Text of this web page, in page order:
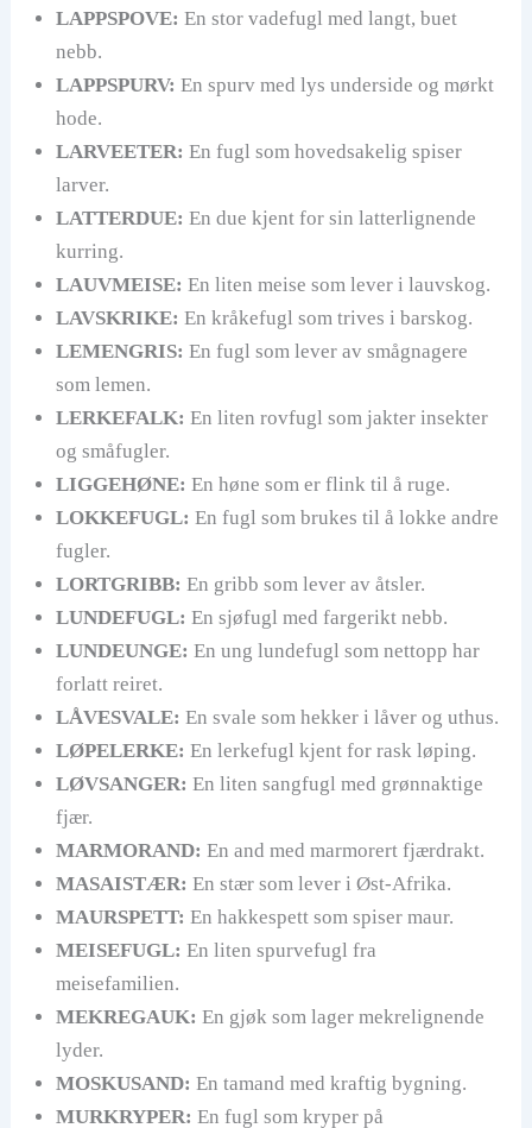
LAPPSPOVE: En stor vadefugl med langt, buet
nebb.
LAPPSPURV: En spurv med lys underside og mørkt
hode.
LARVEETER: En fugl som hovedsakelig spiser
larver.
LATTERDUE: En due kjent for sin latterlignende
kurring.
LAUVMEISE: En liten meise som lever i lauvskog.
LAVSKRIKE: En kråkefugl som trives i barskog.
LEMENGRIS: En fugl som lever av smågnagere
som lemen.
LERKEFALK: En liten rovfugl som jakter insekter
og småfugler.
LIGGEHØNE: En høne som er flink til å ruge.
LOKKEFUGL: En fugl som brukes til å lokke andre
fugler.
LORTGRIBB: En gribb som lever av åtsler.
LUNDEFUGL: En sjøfugl med fargerikt nebb.
LUNDEUNGE: En ung lundefugl som nettopp har
forlatt reiret.
LÅVESVALE: En svale som hekker i låver og uthus.
LØPELERKE: En lerkefugl kjent for rask løping.
LØVSANGER: En liten sangfugl med grønnaktige
fjær.
MARMORAND: En and med marmorert fjærdrakt.
MASAISTÆR: En stær som lever i Øst-Afrika.
MAURSPETT: En hakkespett som spiser maur.
MEISEFUGL: En liten spurvefugl fra
meisefamilien.
MEKREGAUK: En gjøk som lager mekrelignende
lyder.
MOSKUSAND: En tamand med kraftig bygning.
MURKRYPER: En fugl som kryper på